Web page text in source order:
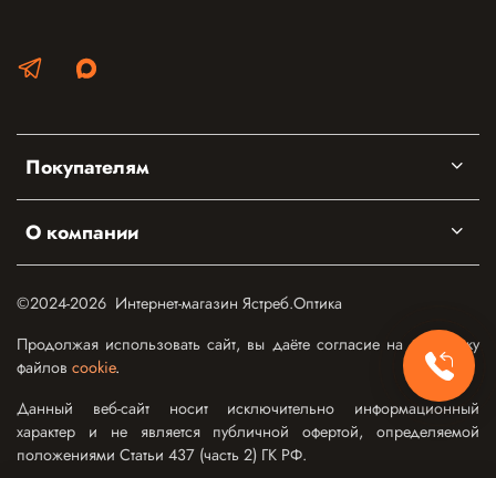
Покупателям
О компании
©2024-2026 Интернет-магазин Ястреб.Оптика
Продолжая использовать сайт, вы даёте согласие на обработку
файлов cookie.
Данный веб-сайт носит исключительно информационный
характер и не является публичной офертой, определяемой
положениями Статьи 437 (часть 2) ГК РФ.